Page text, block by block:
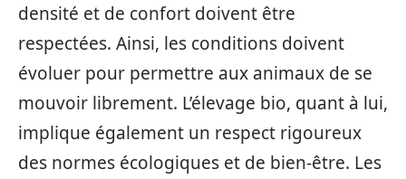
densité et de confort doivent être
respectées. Ainsi, les conditions doivent
évoluer pour permettre aux animaux de se
mouvoir librement. L’élevage bio, quant à lui,
implique également un respect rigoureux
des normes écologiques et de bien-être. Les